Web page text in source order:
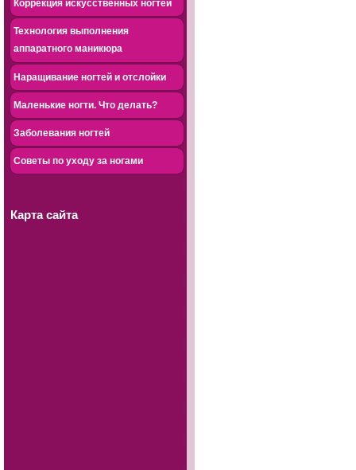
Коррекция искусственных ногтей
Технология выполнения
аппаратного маникюра
Наращивание ногтей и отслойки
Маленькие ногти. Что делать?
Заболевания ногтей
Советы по уходу за ногами
Карта сайта